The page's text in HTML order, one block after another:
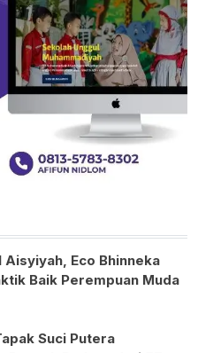
Eco Bhinneka
Baik Perempuan Muda
Suci Putera